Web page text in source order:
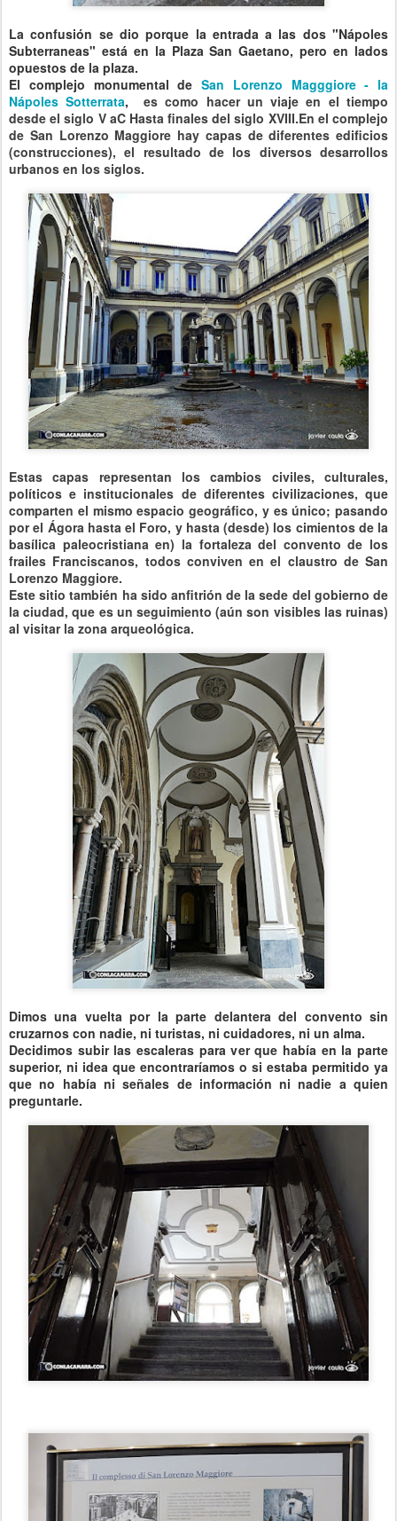
La confusión se dio porque la entrada a las dos "Nápoles
Subterraneas" está en la Plaza San Gaetano, pero en lados
opuestos de la plaza.
El complejo monumental de San Lorenzo Magggiore - la
Nápoles Sotterrata,
es como hacer un viaje en el tiempo
desde el siglo V aC Hasta finales del siglo XVIII.En el complejo
de San Lorenzo Maggiore hay capas de diferentes edificios
(construcciones), el resultado de los diversos desarrollos
urbanos en los siglos.
Estas capas representan los cambios civiles, culturales,
políticos e institucionales de diferentes civilizaciones, que
comparten el mismo espacio geográfico, y es único; pasando
por el Ágora hasta el Foro, y hasta (desde) los cimientos de la
basílica paleocristiana en) la fortaleza del convento de los
frailes Franciscanos, todos conviven en el claustro de San
Lorenzo Maggiore.
Este sitio también ha sido anfitrión de la sede del gobierno de
la ciudad, que es un seguimiento (aún son visibles las ruinas)
al visitar la zona arqueológica.
Dimos una vuelta por la parte delantera del convento sin
cruzarnos con nadie, ni turistas, ni cuidadores, ni un alma.
Decidimos subir las escaleras para ver que había en la parte
superior, ni idea que encontraríamos o si estaba permitido ya
que no había ni señales de información ni nadie a quien
preguntarle.